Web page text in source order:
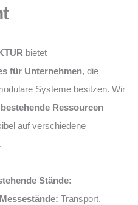
bietet
für Unternehmen, die
Systeme besitzen. Wir
bestehende Ressourcen
auf verschiedene
Stände:
Transport,